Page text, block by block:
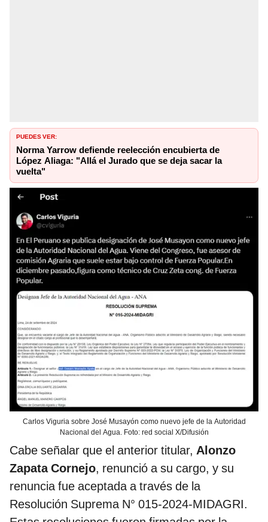
PUEDES VER:
Norma Yarrow defiende reelección encubierta de
López Aliaga: "Allá el Jurado que se deja sacar la
vuelta"
Carlos Viguria sobre José Musayón como nuevo jefe de la Autoridad
Nacional del Agua. Foto: red social X/Difusión
Cabe señalar que el anterior titular, Alonzo
Zapata Cornejo, renunció a su cargo, y su
renuncia fue aceptada a través de la
Resolución Suprema N° 015-2024-MIDAGRI.